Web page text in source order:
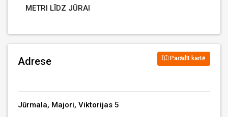
METRI LĪDZ JŪRAI
Adrese Parādīt kartē
Jūrmala, Majori, Viktorijas 5